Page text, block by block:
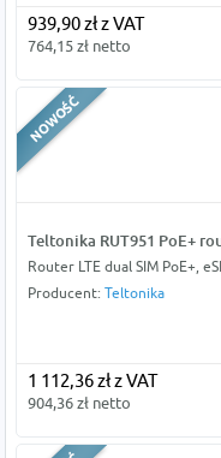
939,90 zł z VAT
764,15 zł netto
Teltonika RUT951 PoE+
Router LTE dual SIM PoE+,
Producent: Teltonika
1 112,36 zł z VAT
904,36 zł netto